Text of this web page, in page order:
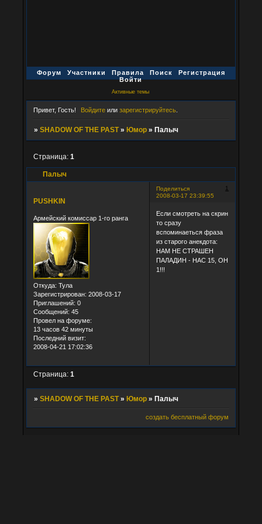
Форум Участники Правила Поиск
Регистрация
Войти
Активные темы
Привет, Гость! Войдите илизарегистрируйтесь
» SHADOW OF THE PAST » Юмор » Палыч
Палыч
Страница: 1
Поделиться
1
2008-03-17 23:39:55
PUSHKIN
Армейский комиссар 1-го ранга
Откуда: Тула
Зарегистрирован: 2008-03-17
Приглашений: 0
Сообщений: 45
Провел на форуме:
13 часов 42 минуты
Последний визит:
2008-04-21 17:02:36
Если смотреть на скрин
то сразу
вспоминаеться фраза
из старого анекдота:
НАМ НЕ СТРАШЕН
ПАЛАДИН - НАС 15, ОН
1!!!
Страница: 1
» SHADOW OF THE PAST » Юмор » Палыч
создать бесплатный форум